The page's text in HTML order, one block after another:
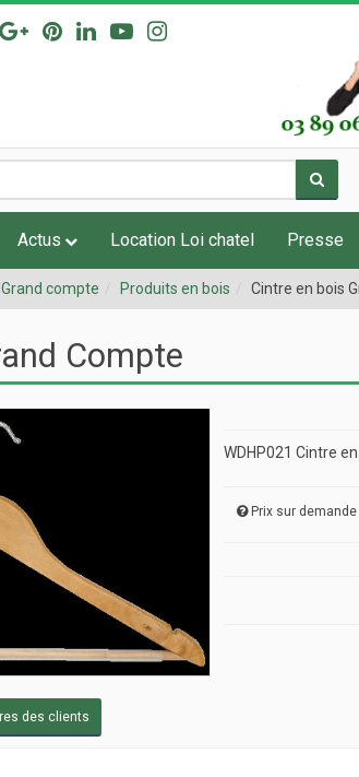
Actus Location Loi chatel Presse
compte Produits en bois Cintre en bois
Compte
WDHP021 Cintre
Prix sur demande
des clients